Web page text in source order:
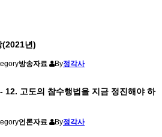
(2021년)
방송자료 By정각사
12. 고도의 참수행법을 지금 정진해야 하
언론자료 By정각사